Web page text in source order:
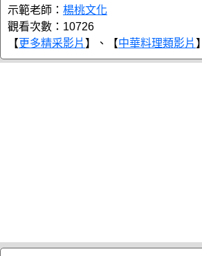
示範老師： 楊桃文化
觀看次數：10726
【更多精采影片 】、【中華料理類影片 】